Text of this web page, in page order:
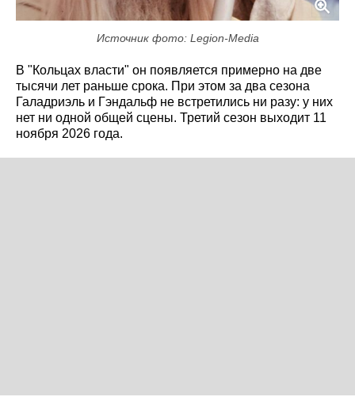
Источник фото: Legion-Media
В "Кольцах власти" он появляется примерно на две
тысячи лет раньше срока. При этом за два сезона
Галадриэль и Гэндальф не встретились ни разу: у них
нет ни одной общей сцены. Третий сезон выходит 11
ноября 2026 года.